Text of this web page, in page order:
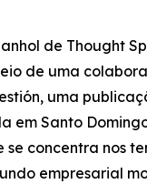
de Thought
de uma
uma
em Santo
se concentra nos
empresarial